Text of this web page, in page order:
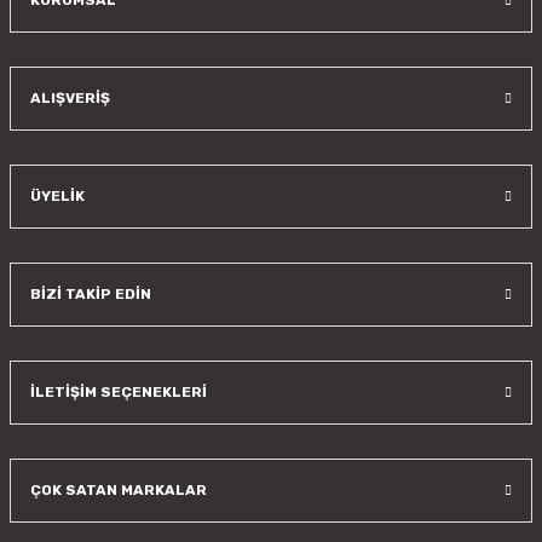
ALIŞVERİŞ
ÜYELİK
BİZİ TAKİP EDİN
İLETİŞİM SEÇENEKLERİ
ÇOK SATAN MARKALAR